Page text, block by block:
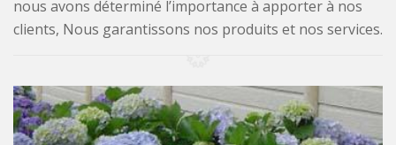
nous avons déterminé l’importance à apporter à nos
clients, Nous garantissons nos produits et nos services.